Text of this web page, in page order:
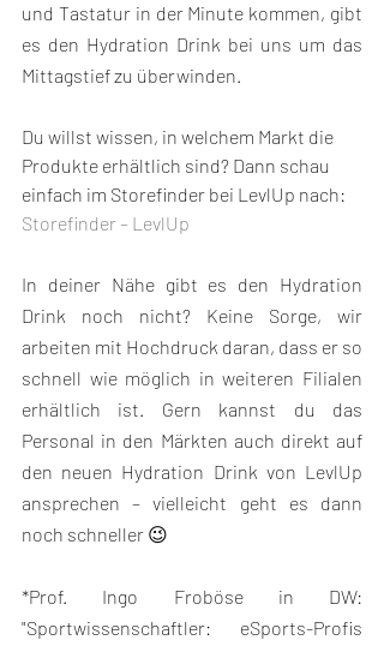
und Tastatur in der Minute kommen, gibt
es den Hydration Drink bei uns um das
Mittagstief zu überwinden.
Du willst wissen, in welchem Markt die
Produkte erhältlich sind? Dann schau
einfach im Storefinder bei LevlUp nach:
Storefinder – LevlUp
In deiner Nähe gibt es den Hydration
Drink noch nicht? Keine Sorge, wir
arbeiten mit Hochdruck daran, dass er so
schnell wie möglich in weiteren Filialen
erhältlich ist. Gern kannst du das
Personal in den Märkten auch direkt auf
den neuen Hydration Drink von LevlUp
ansprechen – vielleicht geht es dann
noch schneller 😉
*Prof. Ingo Froböse in DW:
"Sportwissenschaftler: eSports-Profis